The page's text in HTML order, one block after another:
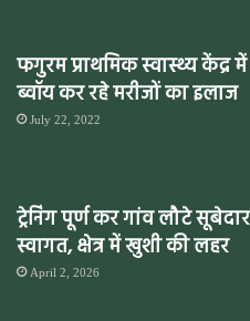
फगुरम प्राथमिक स्वास्थ्य केंद्र में
ब्वॉय कर रहे मरीजों का इलाज
July 22, 2022
ट्रेनिंग पूर्ण कर गांव लौटे
स्वागत, क्षेत्र में खुशी की लहर
April 2, 2026